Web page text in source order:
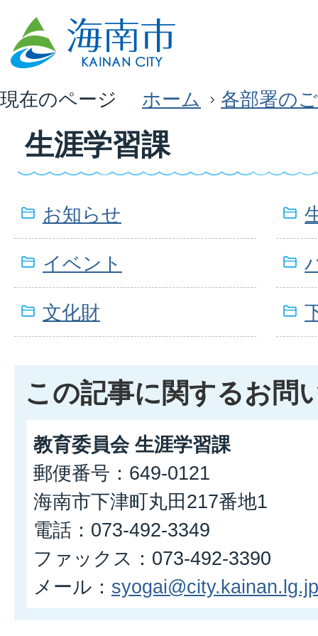
現在のページ ホーム 各部署の
生涯学習課
お知らせ
イベント
文化財
この記事に関するお問
教育委員会 生涯学習課
郵便番号：649-0121
海南市下津町丸田217番地1
電話：073-492-3349
ファックス：073-492-3390
メール： syogai@city.kainan.lg.jp